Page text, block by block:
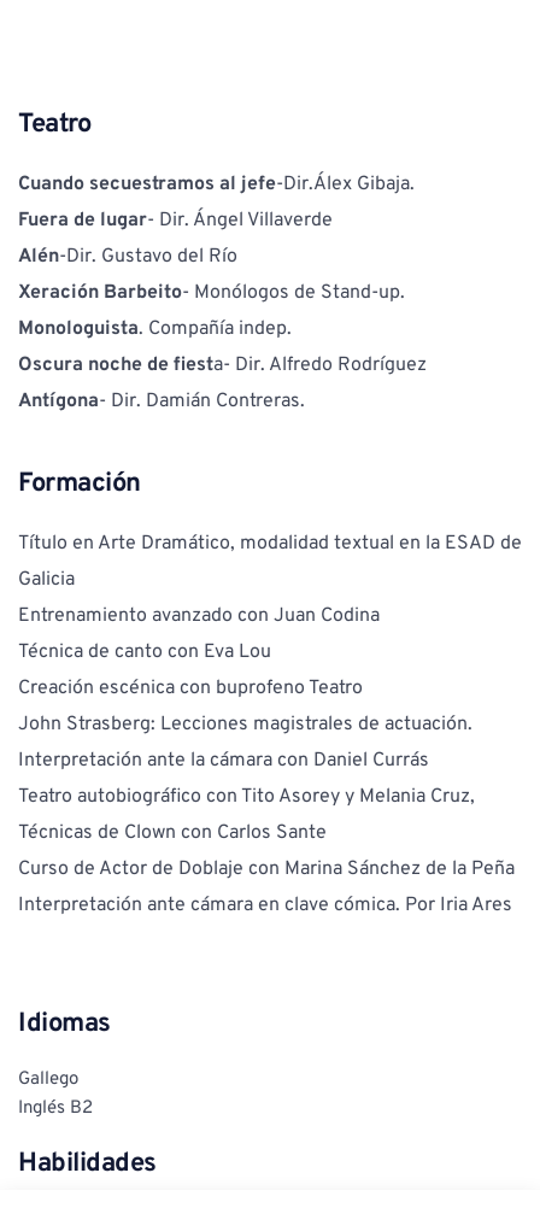
Teatro
Cuando secuestramos al jefe-Dir.Álex Gibaja.
Fuera de lugar- Dir. Ángel Villaverde
Alén-Dir. Gustavo del Río
Xeración Barbeito- Monólogos de Stand-up.
Monologuista. Compañía indep.
Oscura noche de fiesta- Dir. Alfredo Rodríguez
Antígona- Dir. Damián Contreras.
Formación
Título en Arte Dramático, modalidad textual en la ESAD de
Galicia
Entrenamiento avanzado con Juan Codina
Técnica de canto con Eva Lou
Creación escénica con buprofeno Teatro
John Strasberg: Lecciones magistrales de actuación.
Interpretación ante la cámara con Daniel Currás
Teatro autobiográfico con Tito Asorey y Melania Cruz,
Técnicas de Clown con Carlos Sante
Curso de Actor de Doblaje con Marina Sánchez de la Peña
Interpretación ante cámara en clave cómica. Por Iria Ares
Idiomas
Gallego
Inglés B2
Habilidades